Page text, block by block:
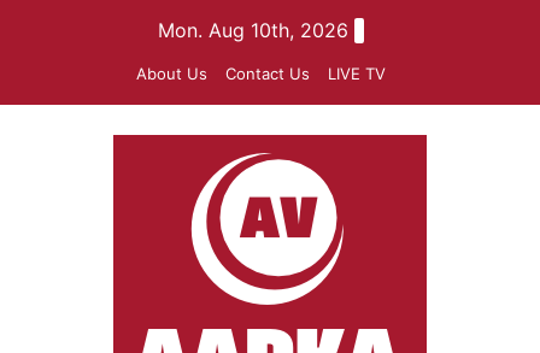
Mon. Aug 10th, 2026
About Us Contact Us LIVE TV